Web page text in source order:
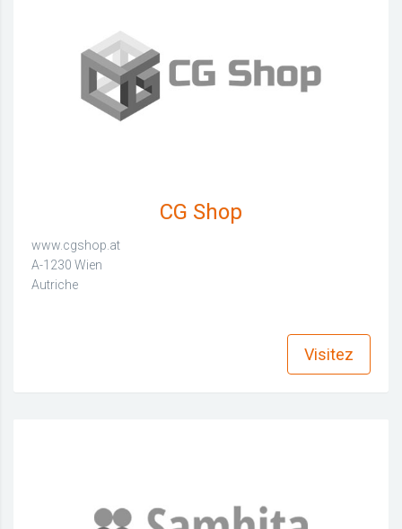
CG Shop
www.cgshop.at
A-1230 Wien
Autriche
Visitez